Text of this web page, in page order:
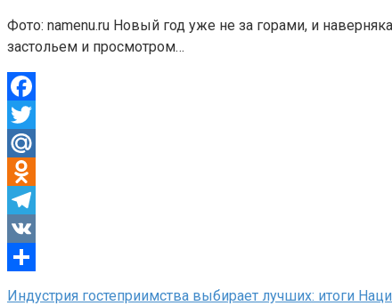
Фото: namenu.ru Новый год уже не за горами, и
застольем и просмотром…
Facebook
Twitter
Mail.Ru
Odnoklassniki
Telegram
VK
Индустрия гостеприимства выбирает лучших: итоги